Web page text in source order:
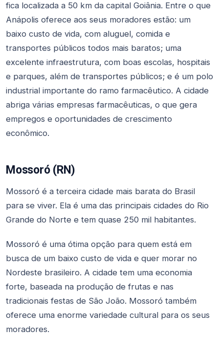
fica localizada a 50 km da capital Goiânia. Entre o que
Anápolis oferece aos seus moradores estão: um
baixo custo de vida, com aluguel, comida e
transportes públicos todos mais baratos; uma
excelente infraestrutura, com boas escolas, hospitais
e parques, além de transportes públicos; e é um polo
industrial importante do ramo farmacêutico. A cidade
abriga várias empresas farmacêuticas, o que gera
empregos e oportunidades de crescimento
econômico.
Mossoró (RN)
Mossoró é a terceira cidade mais barata do Brasil
para se viver. Ela é uma das principais cidades do Rio
Grande do Norte e tem quase 250 mil habitantes.
Mossoró é uma ótima opção para quem está em
busca de um baixo custo de vida e quer morar no
Nordeste brasileiro. A cidade tem uma economia
forte, baseada na produção de frutas e nas
tradicionais festas de São João. Mossoró também
oferece uma enorme variedade cultural para os seus
moradores.